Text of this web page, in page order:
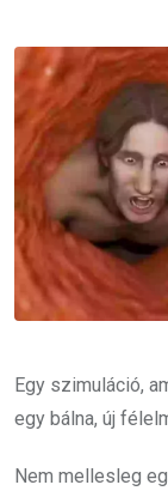
Egy szimuláció,
egy bálna, új
Nem mellesleg